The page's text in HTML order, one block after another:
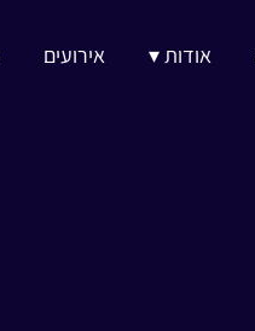
אודות ▾ אירועים